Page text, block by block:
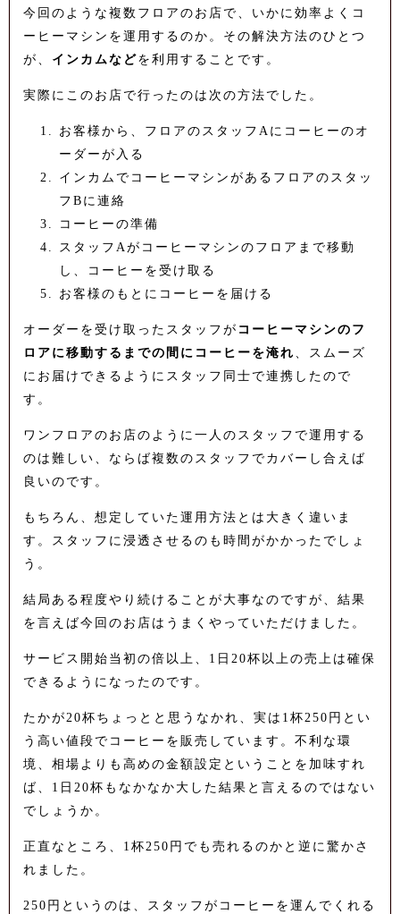
今回のような複数フロアのお店で、いかに効率よくコ
ーヒーマシンを運用するのか。その解決方法のひとつ
が、 インカムなどを利用することです。
実際にこのお店で行ったのは次の方法でした。
お客様から、フロアのスタッフAにコーヒーのオ
ーダーが入る
インカムでコーヒーマシンがあるフロアのスタッ
フBに連絡
コーヒーの準備
スタッフAがコーヒーマシンのフロアまで移動
し、コーヒーを受け取る
お客様のもとにコーヒーを届ける
オーダーを受け取ったスタッフが コーヒーマシンのフ
ロアに移動するまでの間にコーヒーを淹れ 、スムーズ
にお届けできるようにスタッフ同士で連携したので
す。
ワンフロアのお店のように一人のスタッフで運用する
のは難しい、ならば複数のスタッフでカバーし合えば
良いのです。
もちろん、想定していた運用方法とは大きく違いま
す。スタッフに浸透させるのも時間がかかったでしょ
う。
結局ある程度やり続けることが大事なのですが、結果
を言えば今回のお店はうまくやっていただけました。
サービス開始当初の倍以上、1日20杯以上の売上は確保
できるようになったのです。
たかが20杯ちょっとと思うなかれ、実は1杯250円とい
う高い値段でコーヒーを販売しています。不利な環
境、相場よりも高めの金額設定ということを加味すれ
ば、1日20杯もなかなか大した結果と言えるのではない
でしょうか。
正直なところ、1杯250円でも売れるのかと逆に驚かさ
れました。
250円というのは、スタッフがコーヒーを運んでくれる